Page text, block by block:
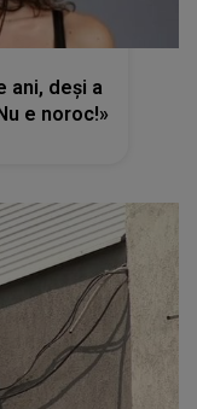
ani, deși a
e noroc!»